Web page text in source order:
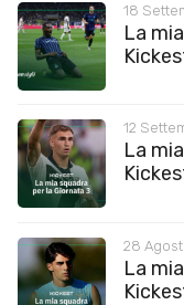
18
La
12
La
28
La